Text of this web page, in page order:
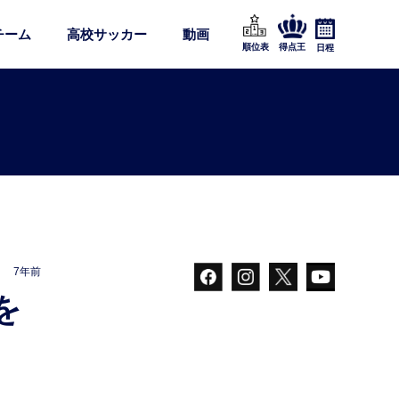
ーム 高校サッカー 動画
順位表 得点王 日程
7年前